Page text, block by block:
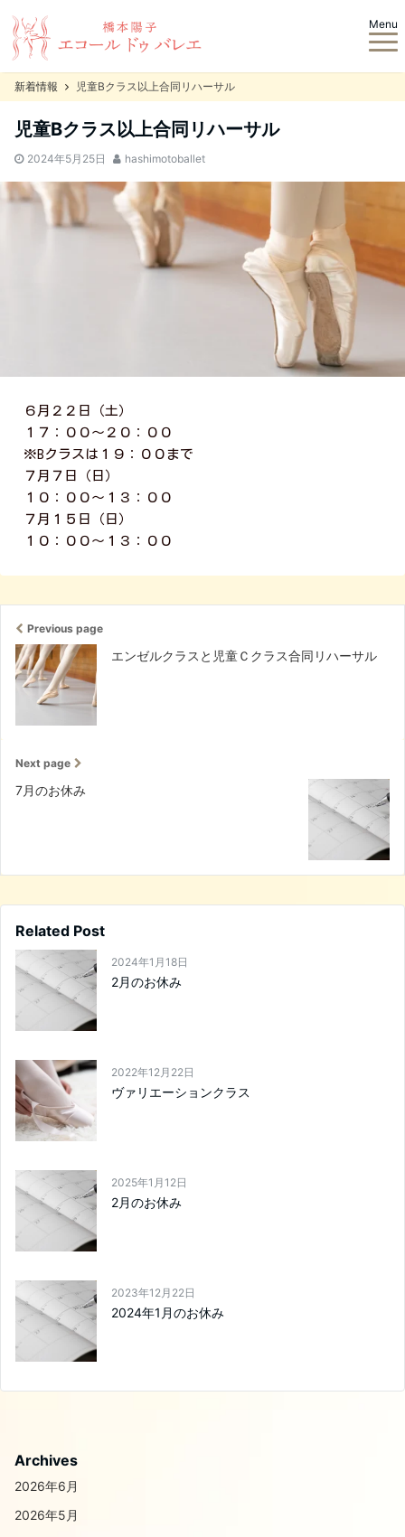
Menu
新着情報 児童Bクラス以上合同リハーサル
児童Bクラス以上合同リハーサル
2024年5月25日 hashimotoballet
６月２２日（土）
１７：００〜２０：００
※Bクラスは１９：００まで
７月７日（日）
１０：００〜１３：００
７月１５日（日）
１０：００〜１３：００
Previous page
エンゼルクラスと児童Ｃクラス合同リハーサル
Next page
7月のお休み
Related Post
2024年1月18日
2月のお休み
2022年12月22日
ヴァリエーションクラス
2025年1月12日
2月のお休み
2023年12月22日
2024年1月のお休み
Archives
2026年6月
2026年5月